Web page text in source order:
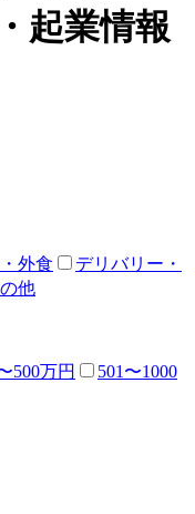
起業情報
外食
デリバリー・
他
500万円
501〜1000